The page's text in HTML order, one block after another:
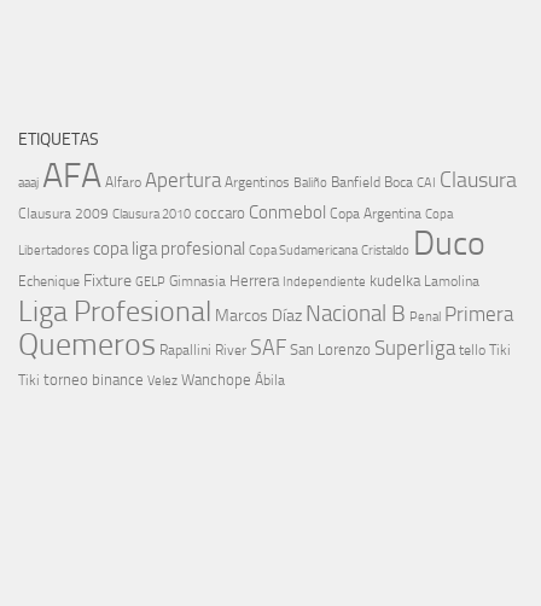
ETIQUETAS
aaaj AFA Alfaro Apertura Argentinos Baliño Banfield Boca CAI Clausura
Clausura 2009 Clausura 2010 coccaro Conmebol Copa Argentina Copa
Libertadores copa liga profesional Copa Sudamericana Cristaldo Duco
Echenique Fixture GELP Gimnasia Herrera Independiente kudelka Lamolina
Liga Profesional Marcos Díaz Nacional B Penal Primera
Quemeros Rapallini River SAF San Lorenzo Superliga tello Tiki
Tiki torneo binance Velez Wanchope Ábila